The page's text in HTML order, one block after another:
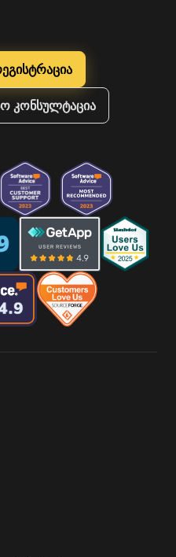
კონსულტაცია